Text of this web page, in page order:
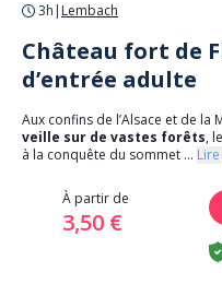
3h | Lembach
Château fort de
d’entrée adulte
Aux confins de l’Alsace et de la
veille sur de vastes forêts, le
à la conquête du sommet ...
À partir de
3,50 €